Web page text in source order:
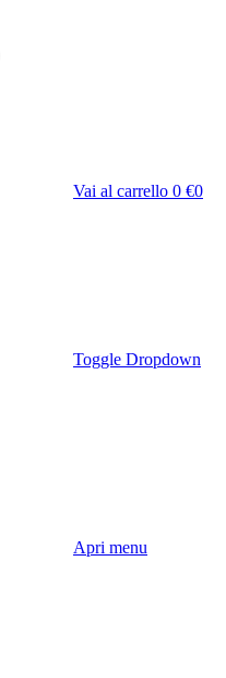
Vai al carrello 0 €0
Toggle Dropdown
Apri menu